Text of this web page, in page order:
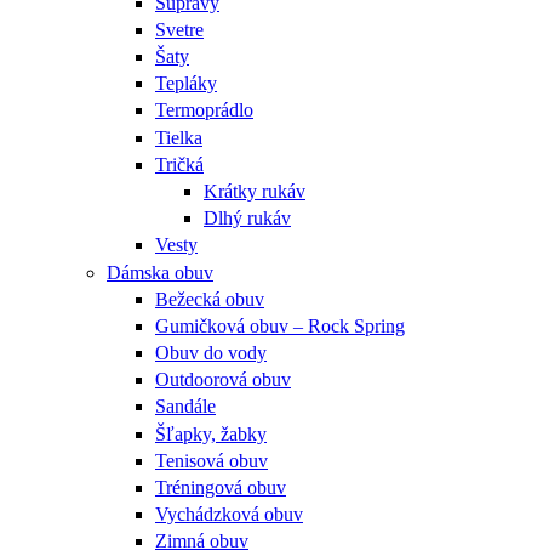
Svetre
Šaty
Tepláky
Termoprádlo
Tielka
Tričká
Krátky rukáv
Dlhý rukáv
Vesty
Dámska obuv
Bežecká obuv
Gumičková obuv – Rock Spring
Obuv do vody
Outdoorová obuv
Sandále
Šľapky, žabky
Tenisová obuv
Tréningová obuv
Vychádzková obuv
Zimná obuv